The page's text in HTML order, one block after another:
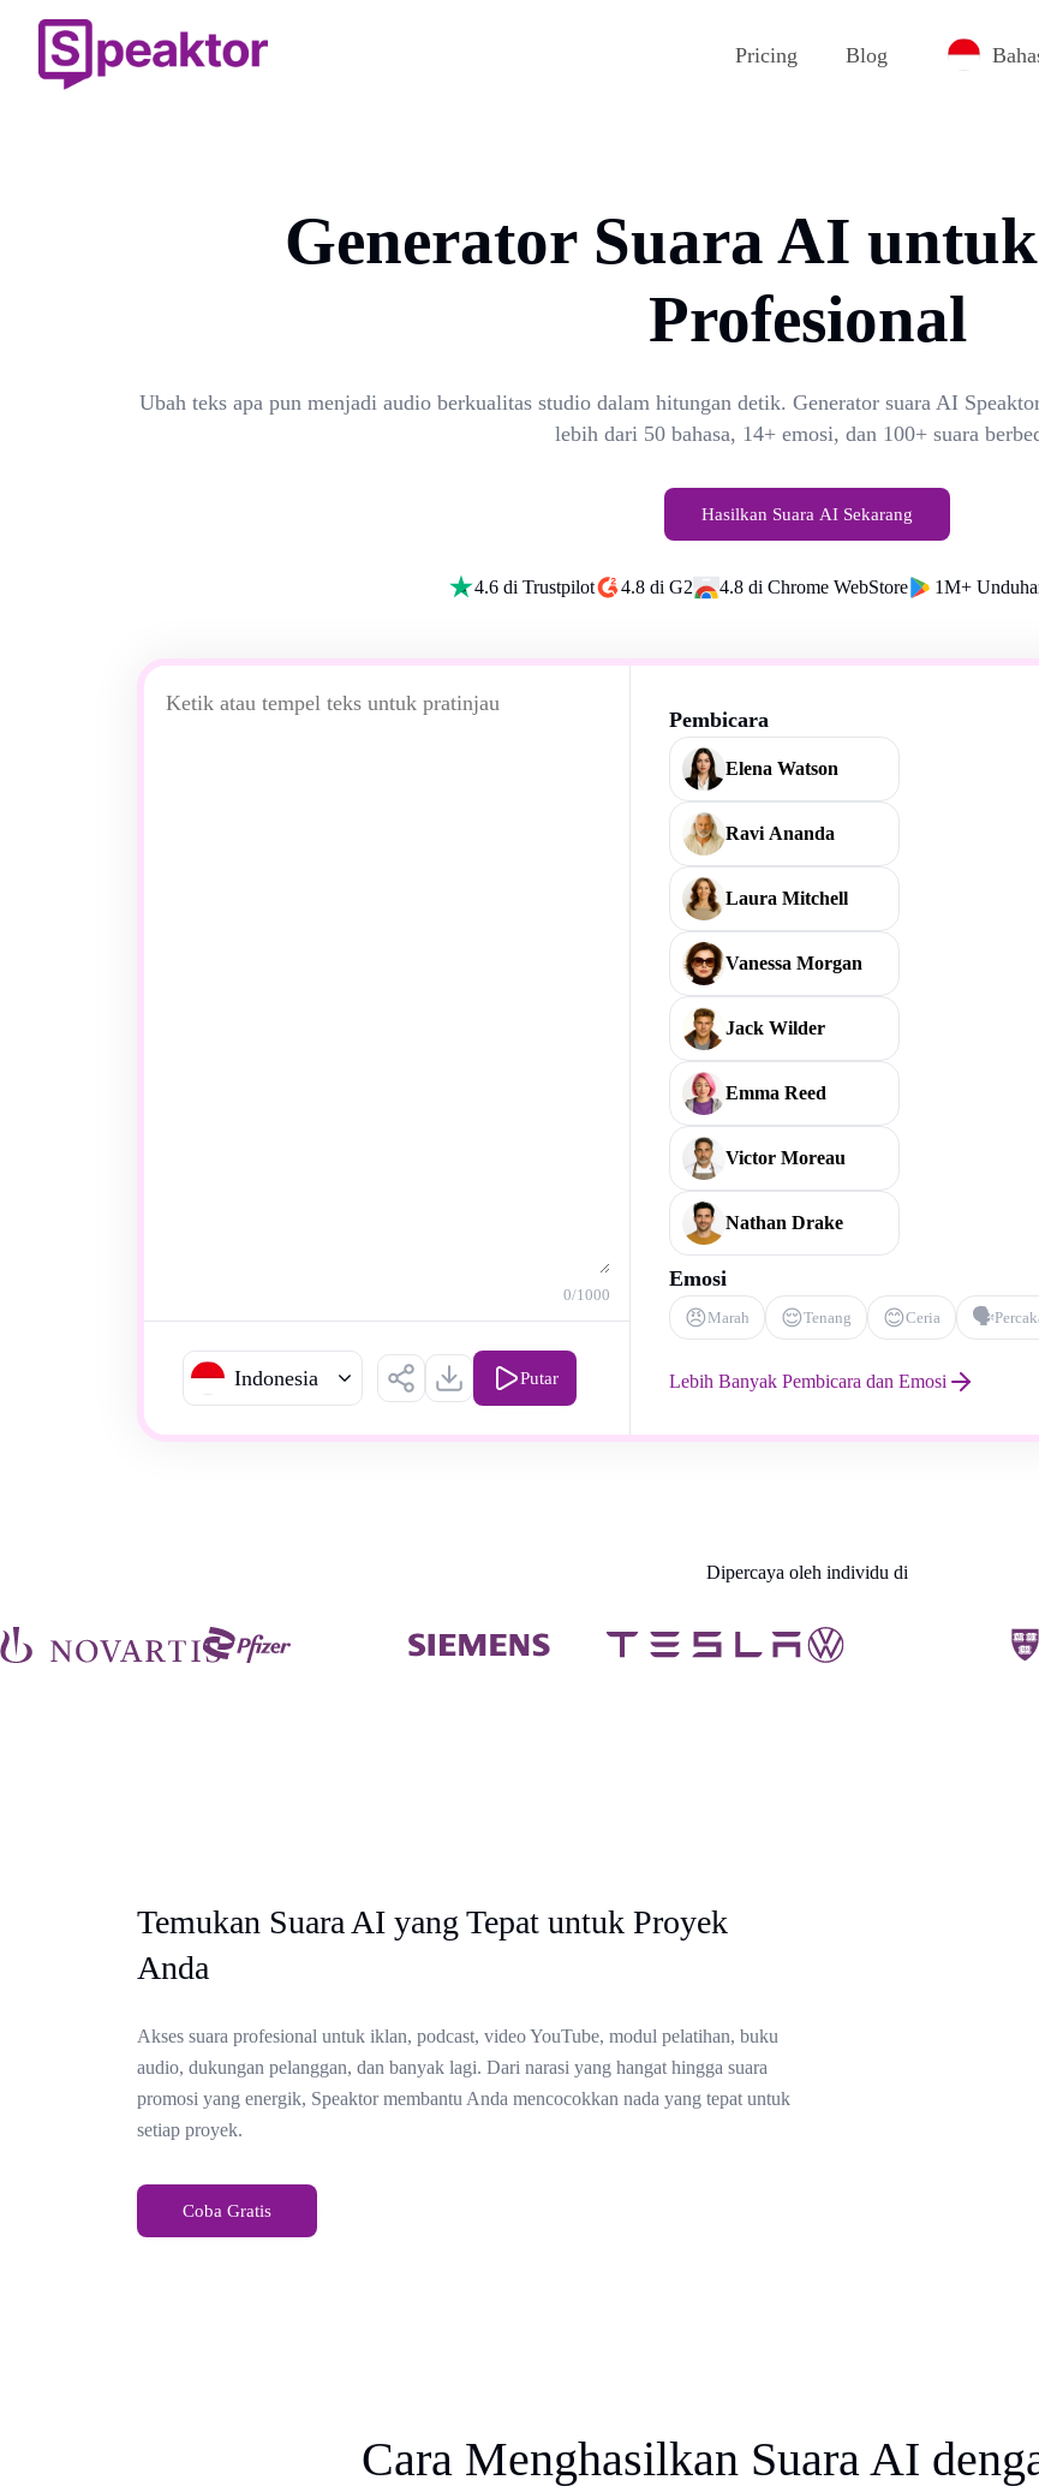
Pricing Blog
Generator Suara AI
Profesional
Ubah teks apa pun menjadi audio berkualitas studio dalam hitungan detik. Generator suara AI
lebih dari 50 bahasa, 14+ emosi, dan 100+ suara
Hasilkan Suara AI Sekarang
4.6 di Trustpilot 4.8 di G2 4.8 di Chrome WebStore 1M+
0/1000
Indonesia Putar
Pembicara
Elena Watson
Ravi Ananda
Laura Mitchell
Vanessa Morgan
Jack Wilder
Emma Reed
Victor Moreau
Nathan Drake
Emosi
😠Marah 😌Tenang 😊Ceria 🗣️
Lebih Banyak Pembicara dan Emosi
Dipercaya oleh individu di
Temukan Suara AI yang Tepat untuk Proyek
Anda
Akses suara profesional untuk iklan, podcast, video YouTube, modul pelatihan, buku
audio, dukungan pelanggan, dan banyak lagi. Dari narasi yang hangat hingga suara
promosi yang energik, Speaktor membantu Anda mencocokkan nada yang tepat untuk
setiap proyek.
Coba Gratis
Cara Menghasilkan Suara AI